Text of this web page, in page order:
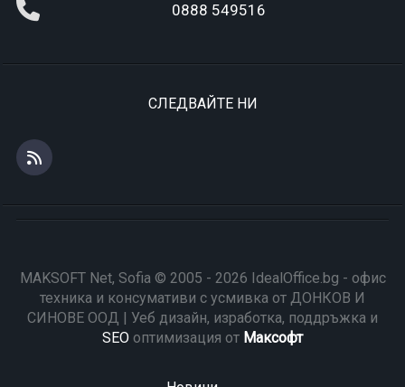
0888 549516
СЛЕДВАЙТЕ НИ
MAKSOFT Net, Sofia © 2005 - 2026 IdealOffice.bg - офис
техника и консумативи с усмивка от ДОНКОВ И
СИНОВЕ ООД | Уеб дизайн, изработка, поддръжка и
SEO оптимизация от Максофт